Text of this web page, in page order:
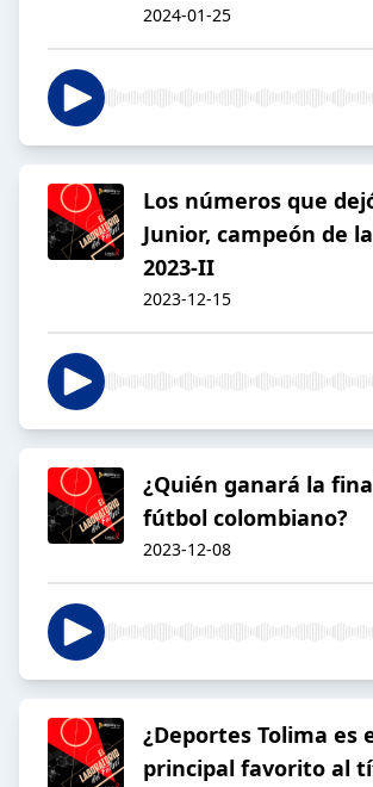
2024-01-25
Los números que
Junior, campeón de
2023-II
2023-12-15
¿Quién ganará la
fútbol colombiano?
2023-12-08
¿Deportes Tolima es
principal favorito al